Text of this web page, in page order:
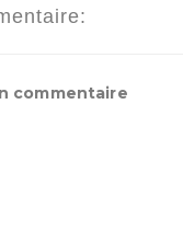
commentaire